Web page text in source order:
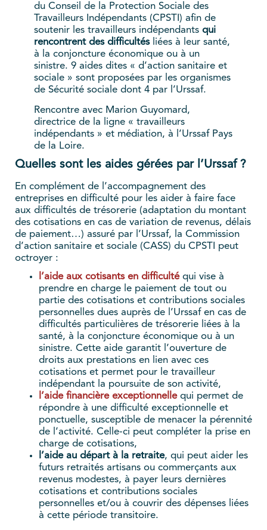
du Conseil de la Protection Sociale des
Travailleurs Indépendants (CPSTI) afin de
soutenir les travailleurs indépendants qui
rencontrent des difficultésliées à leur santé,
à la conjoncture économique ou à un
sinistre. 9 aides dites « d’action sanitaire et
sociale » sont proposées par les organismes
de Sécurité sociale dont 4 par l’Urssaf.
Rencontre avec Marion Guyomard,
directrice de la ligne « travailleurs
indépendants » et médiation, à l’Urssaf Pays
de la Loire.
Quelles sont les aides gérées par l’Urssaf ?
En complément de l’accompagnement des
entreprises en difficulté pour les aider à faire face
aux difficultés de trésorerie (adaptation du montant
des cotisations en cas de variation de revenus, délais
de paiement…) assuré par l’Urssaf, la Commission
d’action sanitaire et sociale (CASS) du CPSTI peut
octroyer :
l’aide aux cotisants en difficultéqui vise à
prendre en charge le paiement de tout ou
partie des cotisations et contributions sociales
personnelles dues auprès de l’Urssaf en cas de
difficultés particulières de trésorerie liées à la
santé, à la conjoncture économique ou à un
sinistre. Cette aide garantit l’ouverture de
droits aux prestations en lien avec ces
cotisations et permet pour le travailleur
indépendant la poursuite de son activité,
l’aide financière exceptionnellequi permet de
répondre à une difficulté exceptionnelle et
ponctuelle, susceptible de menacer la pérennité
de l’activité. Celle-ci peut compléter la prise en
charge de cotisations,
l’aide au départ à la retraite, qui peut aider les
futurs retraités artisans ou commerçants aux
revenus modestes, à payer leurs dernières
cotisations et contributions sociales
personnelles et/ou à couvrir des dépenses liées
à cette période transitoire.